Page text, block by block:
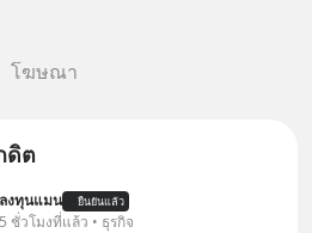
โฆษณา
ดิต
ลงทุนแมน ยืนยันแล้ว
5 ชั่วโมงที่แล้ว • ธุรกิจ